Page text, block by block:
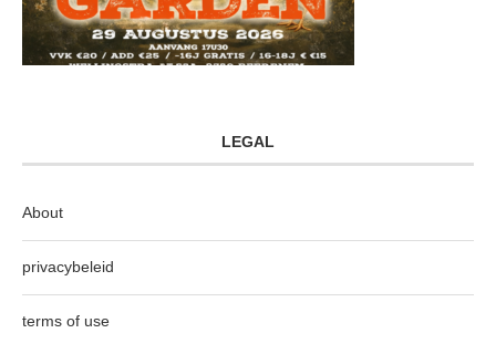
LEGAL
About
privacybeleid
terms of use